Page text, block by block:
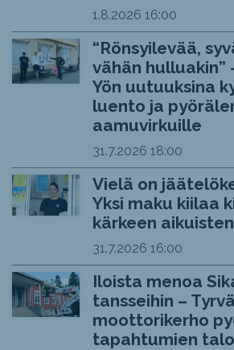
1.8.2026 16:00
“Rönsyilevää,
vähän
Yön uutuuksina
luento ja
aamuvirkuille
31.7.2026 18:00
Vielä on
Yksi maku kiilaa
kärkeen
31.7.2026 16:00
Iloista menoa
tansseihin –
moottorikerho
tapahtumien